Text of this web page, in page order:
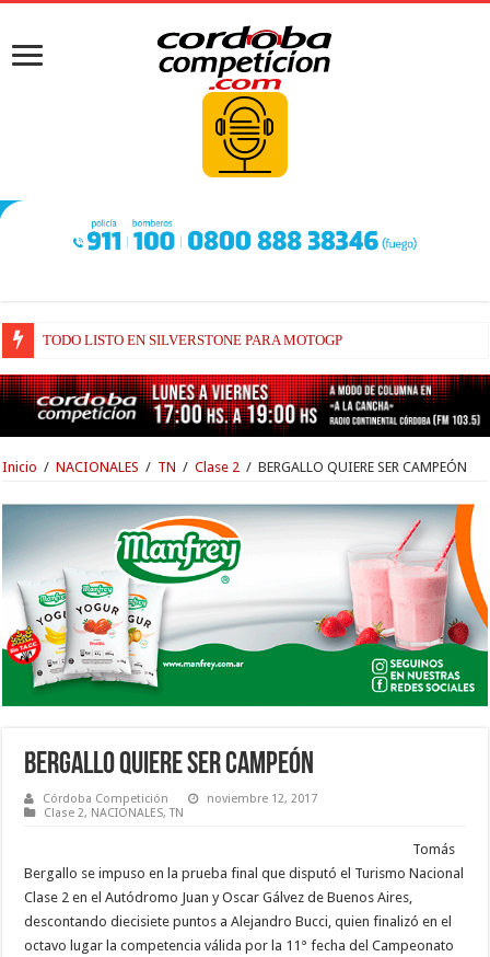
TODO LISTO EN SILVERSTONE PARA MOTOGP
BRIATORE BUSCA EXPLICACIONES DE POR QUÉ AÚN ALPINE NO
Inicio / NACIONALES / TN / Clase 2 / BERGALLO QUIERE SER CAMPEÓN
BERGALLO QUIERE SER CAMPEÓN
Córdoba Competición
noviembre 12, 2017
Clase 2, NACIONALES,TN
Tomás
Bergallo se impuso en la prueba final que disputó el Turismo Nacional
Clase 2 en el Autódromo Juan y Oscar Gálvez de Buenos Aires,
descontando diecisiete puntos a Alejandro Bucci, quien finalizó en el
octavo lugar la competencia válida por la 11° fecha del Campeonato